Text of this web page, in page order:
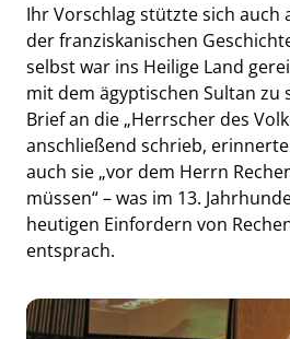
Ihr Vorschlag stützte sich auch
der franziskanischen
selbst war ins Heilige Land
mit dem ägyptischen Sultan zu
Brief an die „Herrscher des
anschließend schrieb,
auch sie „vor dem Herrn
müssen“ – was im 13.
heutigen Einfordern von
entsprach.